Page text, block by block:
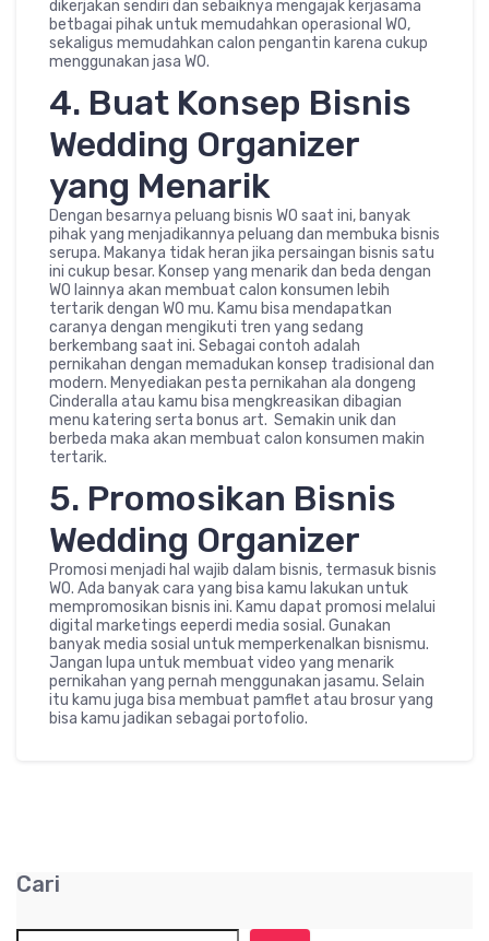
dikerjakan sendiri dan sebaiknya mengajak kerjasama
betbagai pihak untuk memudahkan operasional WO,
sekaligus memudahkan calon pengantin karena cukup
menggunakan jasa WO.
4. Buat Konsep Bisnis
Wedding Organizer
yang Menarik
Dengan besarnya peluang bisnis WO saat ini, banyak
pihak yang menjadikannya peluang dan membuka bisnis
serupa. Makanya tidak heran jika persaingan bisnis satu
ini cukup besar. Konsep yang menarik dan beda dengan
WO lainnya akan membuat calon konsumen lebih
tertarik dengan WO mu. Kamu bisa mendapatkan
caranya dengan mengikuti tren yang sedang
berkembang saat ini. Sebagai contoh adalah
pernikahan dengan memadukan konsep tradisional dan
modern. Menyediakan pesta pernikahan ala dongeng
Cinderalla atau kamu bisa mengkreasikan dibagian
menu katering serta bonus art. Semakin unik dan
berbeda maka akan membuat calon konsumen makin
tertarik.
5. Promosikan Bisnis
Wedding Organizer
Promosi menjadi hal wajib dalam bisnis, termasuk bisnis
WO. Ada banyak cara yang bisa kamu lakukan untuk
mempromosikan bisnis ini. Kamu dapat promosi melalui
digital marketings eeperdi media sosial. Gunakan
banyak media sosial untuk memperkenalkan bisnismu.
Jangan lupa untuk membuat video yang menarik
pernikahan yang pernah menggunakan jasamu. Selain
itu kamu juga bisa membuat pamflet atau brosur yang
bisa kamu jadikan sebagai portofolio.
Cari